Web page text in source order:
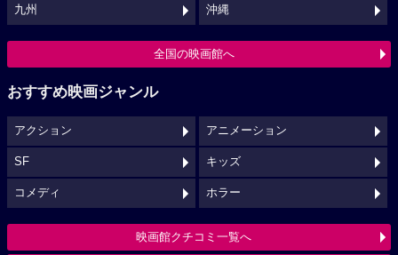
九州 沖縄
全国の映画館へ
おすすめ映画ジャンル
アクション アニメーション
SF キッズ
コメディ ホラー
映画館クチコミ一覧へ